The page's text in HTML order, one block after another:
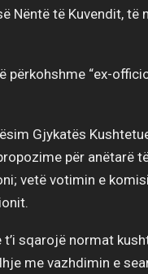
Nëntë të Kuvendit, të
“ex-
Gjykatës
për anëtarë
vetë votimin e
t’i sqarojë normat
me vazhdimin e